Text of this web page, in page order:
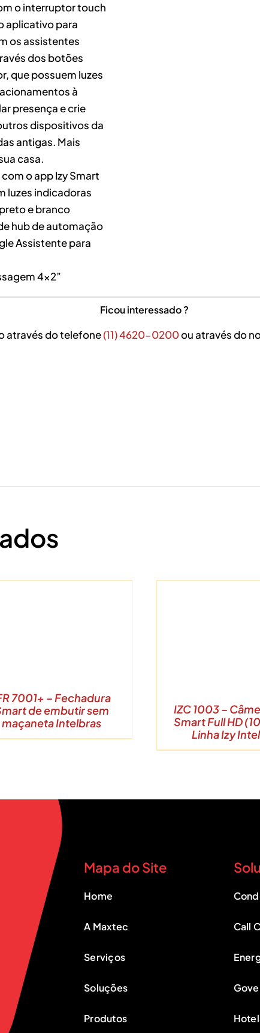
o interruptor touch
aplicativo para
os assistentes
dos botões
que possuem luzes
à
presença e crie
dispositivos da
antigas. Mais
casa.
o app Izy Smart
luzes indicadoras
e branco
hub de automação
Assistente para
4×2”
Ficou interessado ?
através do telefone(11) 4620-0200ou através do
7001+ – Fechadura
de embutir sem
maçaneta Intelbras
IZC 1003 –
Smart Full HD
Linha Izy
Mapa do Site
Home
A Maxtec
Serviços
Soluções
Produtos
Call